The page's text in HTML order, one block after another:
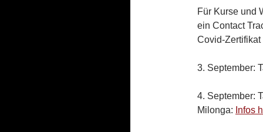
Für Kurse und
ein Contact
Covid-Zertifikat
3. September:
4. September:
Milonga: Infos